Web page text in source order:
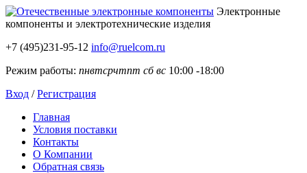
Электронные
компоненты и электротехнические изделия
+7 (495)231-95-12 info@ruelcom.ru
Режим работы: пнвтсрчтпт сб вс 10:00 -18:00
Вход /Регистрация
Главная
Условия поставки
Контакты
О Компании
Обратная связь